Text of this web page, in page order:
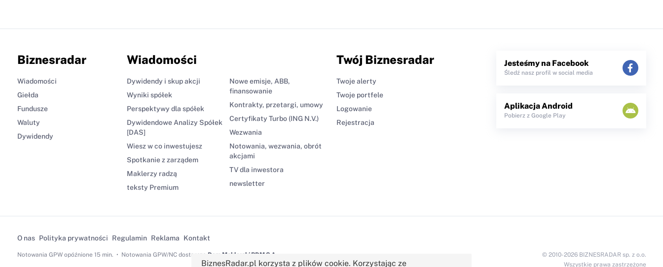
Biznesradar
Wiadomości
Giełda
Fundusze
Waluty
Dywidendy
Wiadomości
Dywidendy i skup akcji
Wyniki spółek
Perspektywy dla spółek
Dywidendowe Analizy Spółek
[DAS]
Wiesz w co inwestujesz
Spotkanie z zarządem
Maklerzy radzą
teksty Premium
Nowe emisje, ABB,
finansowanie
Kontrakty, przetargi, umowy
Certyfikaty Turbo (ING N.V.)
Wezwania
Notowania, wezwania, obrót
akcjami
TV dla inwestora
newsletter
Twój Biznesradar
Twoje alerty
Twoje portfele
Logowanie
Rejestracja
Jesteśmy na Facebook
Śledź nasz profil w social media
Aplikacja Android
Pobierz z Google Play
O nas Polityka prywatności Regulamin Reklama Kontakt
Notowania GPWopóźnione 15 min. Notowania GPW/NC dostarcza Dom Maklerski BDM S.A.
© 2010-2026 BIZNESRADAR sp. z o.o.
Wszystkie prawa zastrzeżone
BiznesRadar.pl korzysta z plików cookie. Korzystając ze